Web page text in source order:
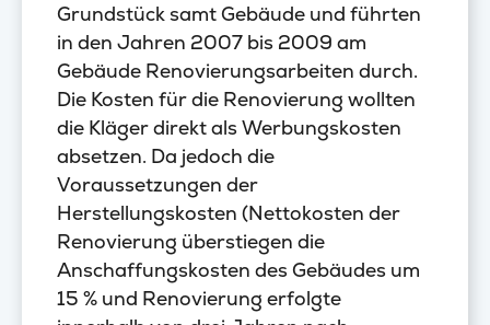
Grundstück samt Gebäude und führten
in den Jahren 2007 bis 2009 am
Gebäude Renovierungsarbeiten durch.
Die Kosten für die Renovierung wollten
die Kläger direkt als Werbungskosten
absetzen. Da jedoch die
Voraussetzungen der
Herstellungskosten (Nettokosten der
Renovierung überstiegen die
Anschaffungskosten des Gebäudes um
15 % und Renovierung erfolgte